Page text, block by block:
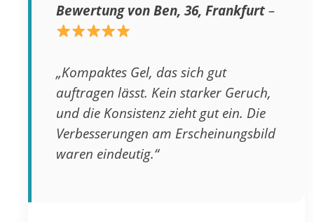
Bewertung von Ben, 36, Frankfurt –
„Kompaktes Gel, das sich gut
auftragen lässt. Kein starker Geruch,
und die Konsistenz zieht gut ein. Die
Verbesserungen am Erscheinungsbild
waren eindeutig.“